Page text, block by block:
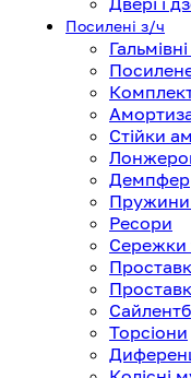
Посилені з/ч
Стійки
Демпфер
Пружини
Ресори
Сережки
Торсіони